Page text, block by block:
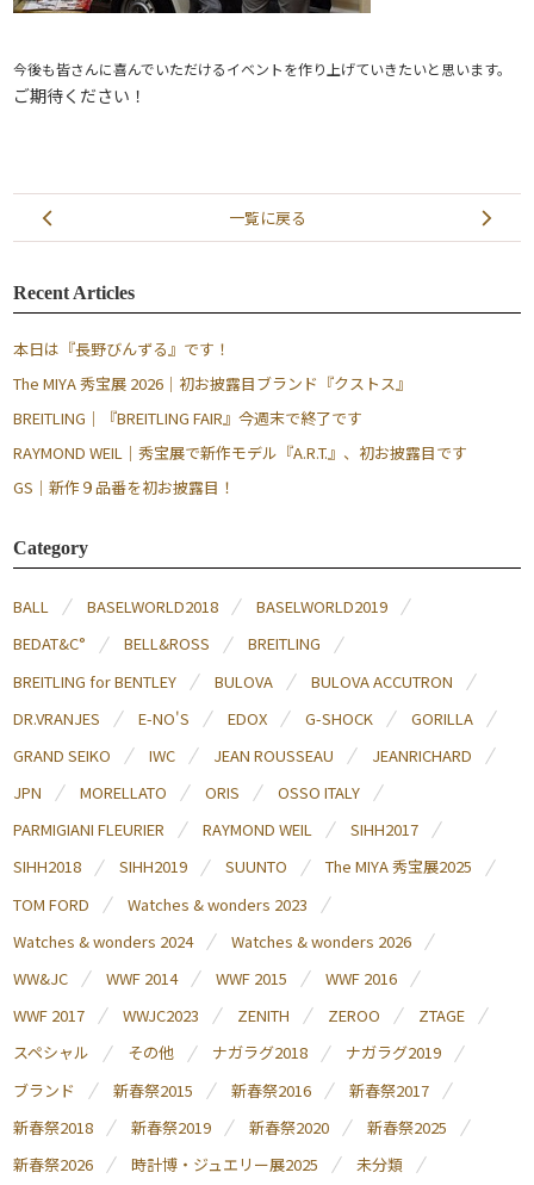
今後も皆さんに喜んでいただけるイベントを作り上げていきたいと思います。
ご期待ください！
一覧に戻る
Recent Articles
本日は『長野びんずる』です！
The MIYA 秀宝展 2026｜初お披露目ブランド『クストス』
BREITLING｜『BREITLING FAIR』今週末で終了です
RAYMOND WEIL｜秀宝展で新作モデル『A.R.T.』、初お披露目です
GS｜新作９品番を初お披露目！
Category
BALL BASELWORLD2018
BASELWORLD2019
BEDAT&C°
BELL&ROSS
BREITLING
BREITLING for BENTLEY
BULOVA
BULOVA ACCUTRON
DR.VRANJES
E-NO'S EDOX G-SHOCK
GORILLA
GRAND SEIKO
IWC JEAN ROUSSEAU
JEANRICHARD
JPN
MORELLATO ORIS
OSSO ITALY
PARMIGIANI FLEURIER
RAYMOND WEIL
SIHH2017
SIHH2018
SIHH2019 SUUNTO
The MIYA 秀宝展2025
TOM FORD
Watches & wonders 2023
Watches & wonders 2024
Watches & wonders 2026
WW&JC
WWF 2014 WWF 2015
WWF 2016
WWF 2017
WWJC2023 ZENITH ZEROO
ZTAGE
スペシャル
その他 ナガラグ2018
ナガラグ2019
ブランド
新春祭2015 新春祭2016
新春祭2017
新春祭2018
新春祭2019 新春祭2020
新春祭2025
新春祭2026
時計博・ジュエリー展2025
未分類